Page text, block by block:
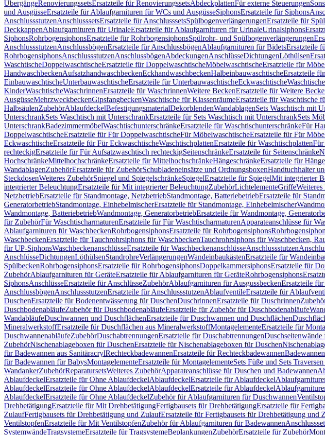
ÜbergängeRenovierungssetsErsatzteile für RenovierungssetsAbdeckplattenFür externe Steuerungen
und AusgüsseErsatzteile für Ablaufgarnituren für WCs und AusgüsseSiphonsErsatzteile für Siphons
AnschlussstutzenAnschlusssetsErsatzteile für AnschlusssetsSpülbogenverlängerungenErsatzteile für
DeckkappenAblaufgarnituren für UrinaleErsatzteile für Ablaufgarnituren für UrinaleUrinalsiphons
SiphonsRohrbogensiphonsErsatzteile für RohrbogensiphonsSpülrohr- und Spülbogenverlängerungen
AnschlussstutzenAnschlussbögenErsatzteile für AnschlussbögenAblaufgarnituren für BidetsErsatzteile
RohrbogensiphonsAnschlussstutzenAnschlussbögenAbdeckungenAnschlüsseDichtungenLöthülsen
WaschtischeDoppelwaschtischeErsatzteile für DoppelwaschtischeMöbelwaschtischeErsatzteile für
HandwaschbeckenAufsatzhandwaschbeckenEckhandwaschbeckenHalbeinbauwaschtischeErsatzteile
EinbauwaschtischeUnterbauwaschtischeErsatzteile für UnterbauwaschtischeEckwaschtische
KinderWaschtischeWaschrinnenErsatzteile für WaschrinnenWeitere BeckenErsatzteile für Weitere
AusgüsseMehrzweckbeckenGipsfangbeckenWaschtische für KlassenräumeErsatzteile für Waschtische
HalbsäulenZubehörAblaufdeckelBefestigungsmaterialDekorblendenWandablagenSets Waschtisch mit
UnterschrankSets Waschtisch mit UnterschrankErsatzteile für Sets Waschtisch mit UnterschrankSets
UnterschrankBadezimmermöbelWaschtischunterschränkeErsatzteile für WaschtischunterschränkeFür
DoppelwaschtischeErsatzteile für Für DoppelwaschtischeFür MöbelwaschtischeErsatzteile für Für
EckwaschtischeErsatzteile für Für EckwaschtischeWaschtischplattenErsatzteile für WaschtischplattenFür
rechteckigErsatzteile für Für Aufsatzwaschtisch rechteckigSeitenschränkeErsatzteile für Seitenschränke
HochschränkeMittelhochschränkeErsatzteile für MittelhochschränkeHängeschränkeErsatzteile für
WandablagenZubehörErsatzteile für ZubehörSchubladeneinsätze und OrdnungsboxenHandtuchhalter
SteckdosenWeiteres ZubehörSpiegel und SpiegelschränkeSpiegelErsatzteile für SpiegelMit integrierter
integrierter BeleuchtungErsatzteile für Mit integrierter BeleuchtungZubehörLichtelementeGriffe
NetzbetriebErsatzteile für Standmontage, NetzbetriebStandmontage, BatteriebetriebErsatzteile für
GeneratorbetriebStandmontage, EinhebelmischerErsatzteile für Standmontage, Einhebelmischer
Wandmontage, BatteriebetriebWandmontage, GeneratorbetriebErsatzteile für Wandmontage,
für ZubehörFür WaschtischarmaturenErsatzteile für Für WaschtischarmaturenApparateanschlüsse für
Ablaufgarnituren für WaschbeckenRohrbogensiphonsErsatzteile für Rohrbogensiphons
WaschbeckenErsatzteile für Tauchrohrsiphons für WaschbeckenTauchrohrsiphons für Waschbecken,
für UP-SiphonsWaschbeckenanschlüsseErsatzteile für WaschbeckenanschlüsseAnschlussstutzen
AnschlüsseDichtungenLöthülsenStandrohreVerlängerungenWandeinbaukästenErsatzteile für
SpülbeckenRohrbogensiphonsErsatzteile für RohrbogensiphonsDoppelkammersiphonsErsatzteile für
ZubehörAblaufgarnituren für GeräteErsatzteile für Ablaufgarnituren für GeräteRohrbogensiphons
SiphonsAnschlüsseErsatzteile für AnschlüsseZubehörAblaufgarnituren für AusgussbeckenErsatzteile
AnschlussbögenAnschlussstutzenErsatzteile für AnschlussstutzenAblaufventileErsatzteile für
DuschenErsatzteile für Bodenentwässerung für DuschenDuschrinnenErsatzteile für Duschrinnen
DuschbodenabläufeZubehör für DuschbodenabläufeErsatzteile für Zubehör für Duschbodenabläufe
WandabläufeDuschwannen und DuschflächenErsatzteile für Duschwannen und Duschflächen
MineralwerkstoffErsatzteile für Duschflächen aus MineralwerkstoffMontagelementeErsatzteile für
DuschwannenabläufeZubehörDuschabtrennungenErsatzteile für Duschabtrennungen
ZubehörNischenablageboxen für DuschenErsatzteile für Nischenablageboxen für Duschen
für Badewannen aus SanitäracrylRechteckbadewannenErsatzteile für Rechteckbadewannen
für Badewannen für BabysMontagelementeErsatzteile für MontagelementeSets Füße und Sets
WandankerZubehörReparatursetsWeiteres ZubehörApparateanschlüsse für Duschen und Badewannen
AblaufdeckelErsatzteile für Ohne AblaufdeckelAblaufdeckelErsatzteile für Ablaufdeckel
AblaufdeckelErsatzteile für Ohne AblaufdeckelAblaufdeckelErsatzteile für Ablaufdeckel
AblaufdeckelErsatzteile für Ohne AblaufdeckelZubehör für Ablaufgarnituren für Duschwannen
DrehbetätigungErsatzteile für Mit DrehbetätigungFertigbausets für DrehbetätigungErsatzteile für
ZulaufFertigbausets für Drehbetätigung und ZulaufErsatzteile für Fertigbausets für Drehbetätigung und
VentilstopfenErsatzteile für Mit VentilstopfenZubehör für Ablaufgarnituren für Badewannen
SystemwändeTragsystemeErsatzteile für TragsystemeBeplankungenZubehörErsatzteile für Zubehör